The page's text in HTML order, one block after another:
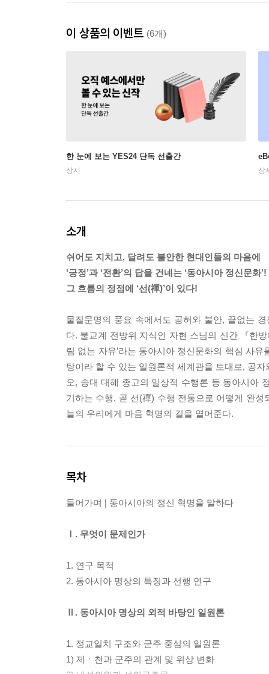
이 상품의 이벤트 (6개)
한 눈에 보는 YES24 단독 선출간
상시 상
소개
쉬어도 지치고, 달려도 불안한 현대인들의 마음에
‘긍정’과 ‘전환’의 답을 건네는 ‘동아시아 정신문화’!
그 흐름의 정점에 ‘선(禪)’이 있다!
물질문명의 풍요 속에서도 공허와 불안, 끝없는
다. 불교계 전방위 지식인 자현 스님의 신간 『한
림 없는 자유’라는 동아시아 정신문화의 핵심 사
탕이라 할 수 있는 일원론적 세계관을 토대로, 공
오, 송대 대혜 종고의 일상적 수행론 등 동아시아
기하는 수행, 곧 선(禪) 수행 전통으로 어떻게 완
늘의 우리에게 마음 혁명의 길을 열어준다.
목차
들어가며 | 동아시아의 정신 혁명을 말하다
Ⅰ. 무엇이 문제인가
1. 연구 목적
2. 동아시아 명상의 특징과 선행 연구
Ⅱ. 동아시아 명상의 외적 바탕인 일원론
1. 정교일치 구조와 군주 중심의 일원론
1) 제ㆍ천과 군주의 관계 및 위상 변화